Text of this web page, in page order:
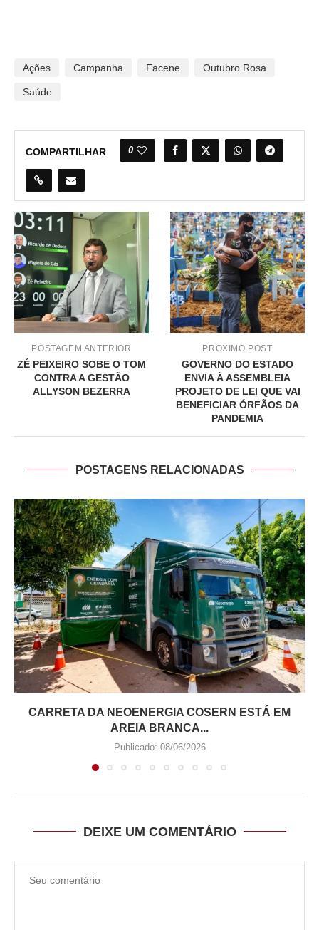
Ações Campanha Facene Outubro Rosa
Saúde
COMPARTILHAR 0
POSTAGEM ANTERIOR
ZÉ PEIXEIRO SOBE O TOM
CONTRA A GESTÃO
ALLYSON BEZERRA
PRÓXIMO POST
GOVERNO DO ESTADO
ENVIA À ASSEMBLEIA
PROJETO DE LEI QUE VAI
BENEFICIAR ÓRFÃOS DA
PANDEMIA
POSTAGENS RELACIONADAS
CARRETA DA NEOENERGIA COSERN ESTÁ EM
AREIA BRANCA...
Publicado: 08/06/2026
DEIXE UM COMENTÁRIO